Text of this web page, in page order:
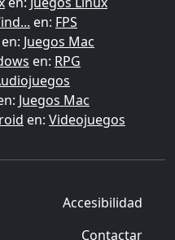
en: FPS
en: Juegos Mac
en: RPG
Juegos Mac
en: Videojuegos
Accesibilidad
Contactar